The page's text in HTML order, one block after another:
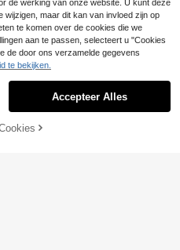
AAN WINKELWAGEN
de werking van onze website. U kunt deze
maar dit kan van invloed zijn op
te komen over de cookies die we
aan te passen, selecteert u "Cookies
de door ons verzamelde gegevens
te bekijken.
Accepteer Alles